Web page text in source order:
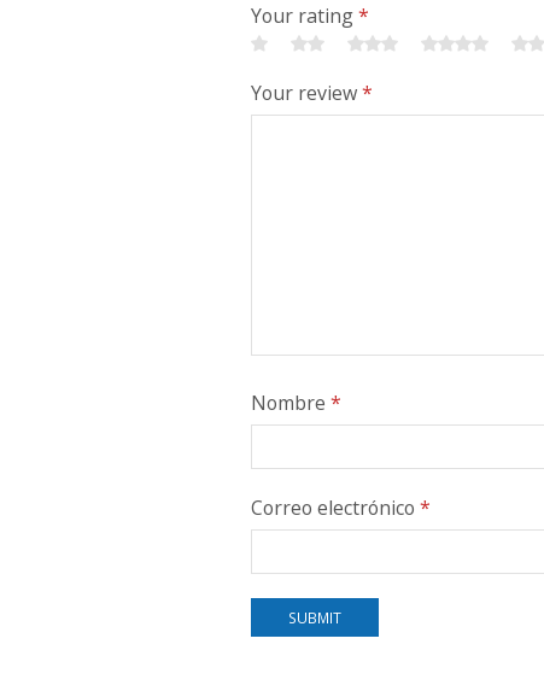
Your rating*
Your review*
Nombre *
Correo electrónico *